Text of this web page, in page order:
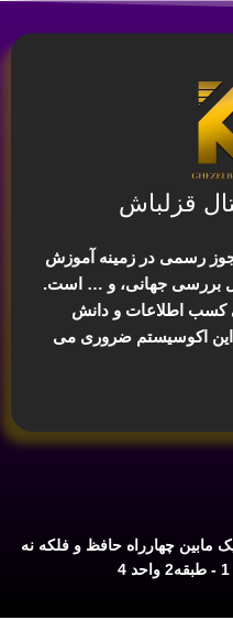
قزلباش
رسمی در زمینه آموزش
بررسی جهانی، و … است.
کسب اطلاعات و دانش
این اکوسیستم ضروری می
مابین چهارراه حافظ و فلکه نه